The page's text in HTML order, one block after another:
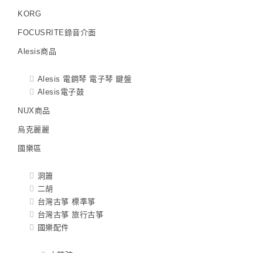
KORG
FOCUSRITE錄音介面
Alesis商品
Alesis 電鋼琴 電子琴 鍵盤
Alesis電子鼓
NUX商品
烏克麗麗
國樂區
洞簫
二胡
台灣古箏 標準箏
台灣古箏 旅行古箏
國樂配件